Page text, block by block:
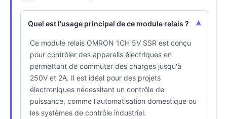
Quel est l'usage principal de ce module relais ? ▾
Ce module relais OMRON 1CH 5V SSR est conçu
pour contrôler des appareils électriques en
permettant de commuter des charges jusqu'à
250V et 2A. Il est idéal pour des projets
électroniques nécessitant un contrôle de
puissance, comme l'automatisation domestique ou
les systèmes de contrôle industriel.